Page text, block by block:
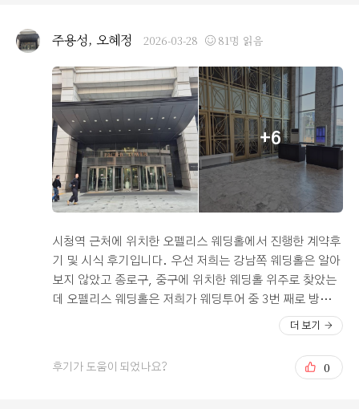
혼할 수 있어 행복했습니다.
으로, 누구에게나 좋은 인상을 줄 수 있는 공간이었습니다.
조명과 동선이 안정적으로 설계되어 있어 자연스럽고 아름
다운 연출이 가능할 것 같았고, 사진 촬영에도 매우 적합한
구조라는 점이 인상적이었습니다. 신부대기실 역시 밝고
쾌적하게 구성되어 있어 전반적인 공간 완성도가 높다고
느꼈습니다. 가격적인 부분에서도 큰 만족을 느꼈습니다.
성수기임에도 불구하고 합리적인 조건으로 구성되어 있었
고, 전반적인 퀄리티를 고려했을 때 매우 경쟁력 있는 선택
지라는 생각이 들었습니다. 상담 과정에서도 고객의 상황
다. 또한 서울역과 가까운 위치에 있어 교통 접근성이 뛰어
나며, 다양한 지역에서 방문하시는 하객분들께도 편리한
이동 환경을 제공할 수 있다는 점이 큰 장점으로 다가왔습
니다. 상담부터 계약까지 전 과정에서 친절하고 체계적인
응대를 경험할 수 있었고, 덕분에 중요한 결정을 더욱 확신
있게 내릴 수 있었습니다. 아직 예식 전이지만, 현재까지의
경험만으로도 충분히 만족스러운 선택이었다고 생각하며,
다가올 본식에 대한 기대감이 더욱 커지고 있습니다. 특별
주용성, 오혜정 2026-03-28 81명 읽음
+6
시청역 근처에 위치한 오펠리스 웨딩홀에서 진행한 계약후
기 및 시식 후기입니다. 우선 저희는 강남쪽 웨딩홀은 알아
보지 않았고 종로구, 중구에 위치한 웨딩홀 위주로 찾았는
데 오펠리스 웨딩홀은 저희가 웨딩투어 중 3번 째로 방문한
고, 주말이라서 한적한 오피스 건물 20층에 딱 내리는 순간
'아 여기다' 라는 곳을 저와 와이프 모두 직감했습니다. 우
선 건물 내부는 매우 깔끔하고 정돈이 잘 된 상태였습니다.
더 보기
후기가 도움이 되었나요? 0